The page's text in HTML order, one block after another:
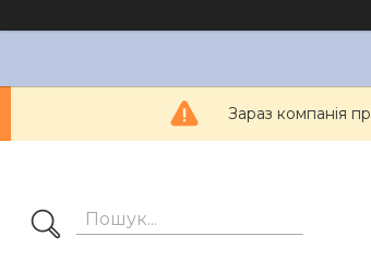
Зараз компанія